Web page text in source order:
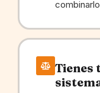
Tienes